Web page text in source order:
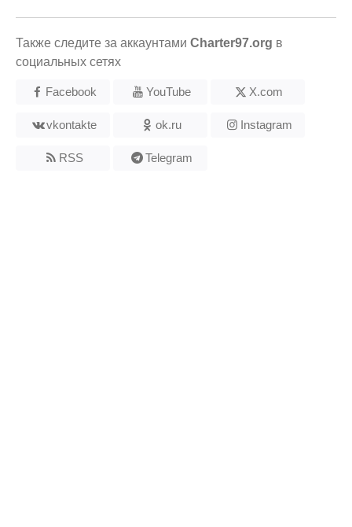
Также следите за аккаунтами Charter97.org в
социальных сетях
Facebook YouTube X.com
vkontakte ok.ru Instagram
RSS Telegram